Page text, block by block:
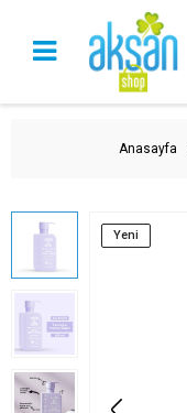
Anasayfa
Yeni